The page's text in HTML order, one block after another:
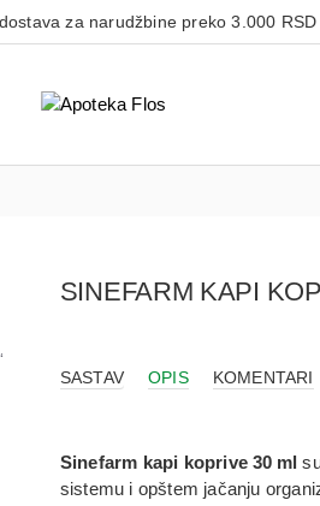
za narudžbine preko 3.000 RSD
SINEFARM KAPI
SASTAV OPIS KOMENTARI
Sinefarm kapi koprive 30 ml
sistemu i opštem jačanju